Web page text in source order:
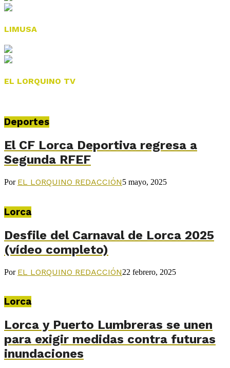
LIMUSA
EL LORQUINO TV
Deportes
El CF Lorca Deportiva regresa a
Segunda RFEF
Por EL LORQUINO REDACCIÓN5 mayo, 2025
Lorca
Desfile del Carnaval de Lorca 2025
(vídeo completo)
Por EL LORQUINO REDACCIÓN22 febrero, 2025
Lorca
Lorca y Puerto Lumbreras se unen
para exigir medidas contra futuras
inundaciones